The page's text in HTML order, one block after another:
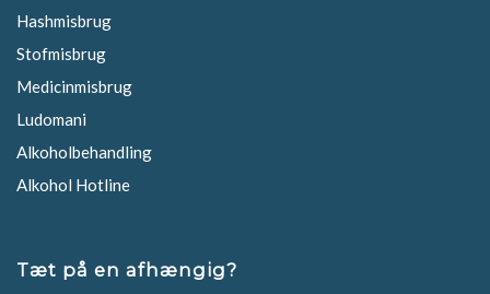
Hashmisbrug
Stofmisbrug
Medicinmisbrug
Ludomani
Alkoholbehandling
Alkohol Hotline
Tæt på en afhængig?